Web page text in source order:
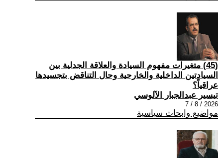
(45) متغيرات مفهوم السيادة والعلاقة الجدلية بين
السيادتين الداخلية والخارجية وحال التناقض بتجسيدها
عراقياً؟
تيسير عبدالجبار الآلوسي
2026 / 8 / 7
مواضيع وابحاث سياسية